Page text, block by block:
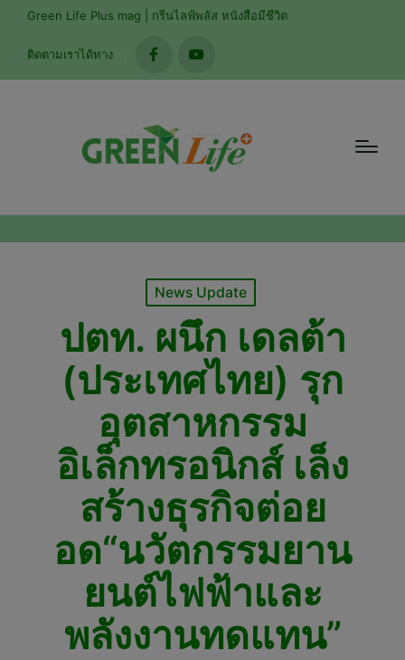
Green Life Plus mag | กรีนไลฟ์พลัส หนังสือมีชีวิต
ติดตามเราได้ทาง
facebookyoutube
Posted
News Update
ปตท. ผนึก เดลต้า
(ประเทศไทย) รุก
อุตสาหกรรม
อิเล็กทรอนิกส์ เล็ง
สร้างธุรกิจต่อย
อด“นวัตกรรมยาน
ยนต์ไฟฟ้าและ
พลังงานทดแทน”
modal-check